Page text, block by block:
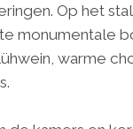
Op het
monumentale
warme